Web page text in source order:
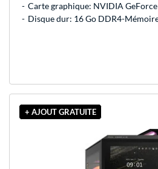
Carte graphique: NVIDIA
Disque dur: 16 Go DDR4-
+ AJOUT GRATUITE